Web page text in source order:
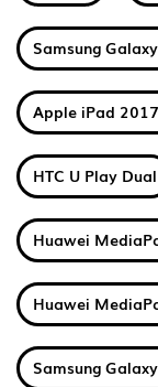
Samsung
Apple iPad
HTC U Play Dual
Huawei
Huawei
Samsung